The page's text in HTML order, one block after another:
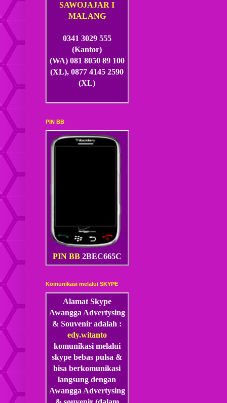
SAWOJAJAR I
MALANG
0341 3029 555
(Kantor)
(WA) 081 8050 89 100
(XL), 0877 4145 2590
(XL)
PIN BB
PIN BB 2BEC665C
Komunikasi melalui SKYPE
Alamat Skype
Awangga Advertysing
& Souvenir adalah :
edy.witanto
komunikasi melalui
skype bebas pulsa &
bisa berkomunikasi
langsung dengan
Awangga Advertysing